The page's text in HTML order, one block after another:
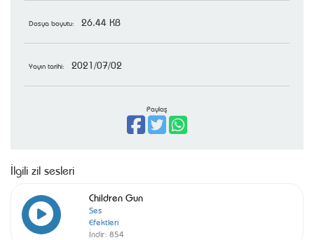
Dosya boyutu: 26.44 KB
Yayın tarihi: 2021/07/02
Paylaş
İlgili zil sesleri
Children Gun
Ses
Efektleri
İndir: 854